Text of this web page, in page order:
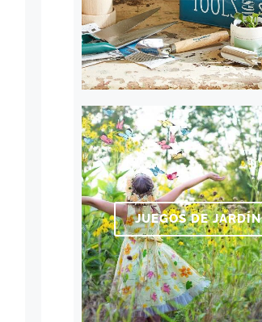
JUEGOS DE JARDÍN